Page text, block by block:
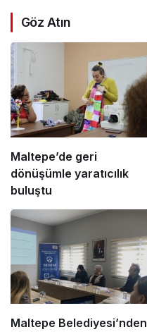
Göz Atın
Maltepe’de geri
dönüşümle yaratıcılık
buluştu
Maltepe Belediyesi’nden